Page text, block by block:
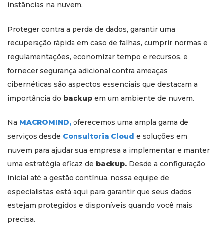
instâncias na nuvem.
Proteger contra a perda de dados, garantir uma
recuperação rápida em caso de falhas, cumprir normas e
regulamentações, economizar tempo e recursos, e
fornecer segurança adicional contra ameaças
cibernéticas são aspectos essenciais que destacam a
importância do backup em um ambiente de nuvem.
Na MACROMIND, oferecemos uma ampla gama de
serviços desde Consultoria Cloud e soluções em
nuvem para ajudar sua empresa a implementar e manter
uma estratégia eficaz de backup. Desde a configuração
inicial até a gestão contínua, nossa equipe de
especialistas está aqui para garantir que seus dados
estejam protegidos e disponíveis quando você mais
precisa.